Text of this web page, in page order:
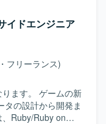
イドエンジニア
フリーランス)
ます。 ゲームの新
タの設計から開発ま
Ruby/Ruby on